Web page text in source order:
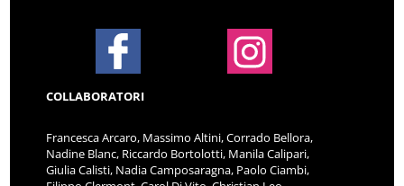
COLLABORATORI
Francesca Arcaro, Massimo Altini, Corrado Bellora,
Nadine Blanc, Riccardo Bortolotti, Manila Calipari,
Giulia Calisti, Nadia Camposaragna, Paolo Ciambi,